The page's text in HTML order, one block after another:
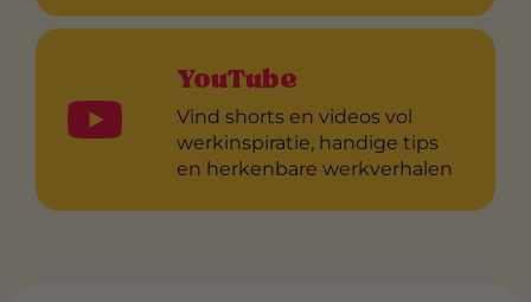
YouTube
Vind shorts en videos vol
werkinspiratie, handige tips
en herkenbare werkverhalen